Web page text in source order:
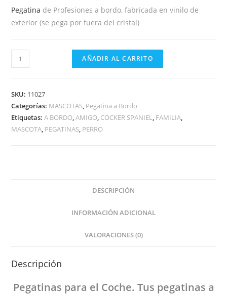
Pegatina de Profesiones a bordo, fabricada en vinilo de
exterior (se pega por fuera del cristal)
AÑADIR AL CARRITO
SKU: 11027
Categorías: MASCOTAS, Pegatina a Bordo
Etiquetas:A BORDO,AMIGO, COCKER SPANIEL, FAMILIA,
MASCOTA, PEGATINAS, PERRO
DESCRIPCIÓN
INFORMACIÓN ADICIONAL
VALORACIONES (0)
Descripción
Pegatinas para el Coche. Tus pegatinas a